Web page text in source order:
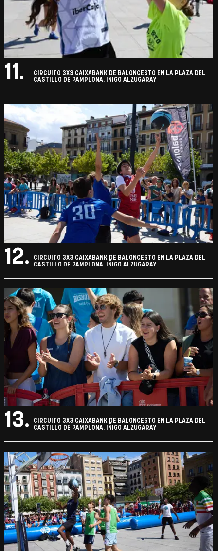
11.
CIRCUITO 3X3 CAIXABANK DE BALONCESTO EN LA PLAZA DEL
CASTILLO DE PAMPLONA. IÑIGO ALZUGARAY
12.
CIRCUITO 3X3 CAIXABANK DE BALONCESTO EN LA PLAZA DEL
CASTILLO DE PAMPLONA. IÑIGO ALZUGARAY
13.
CIRCUITO 3X3 CAIXABANK DE BALONCESTO EN LA PLAZA DEL
CASTILLO DE PAMPLONA. IÑIGO ALZUGARAY